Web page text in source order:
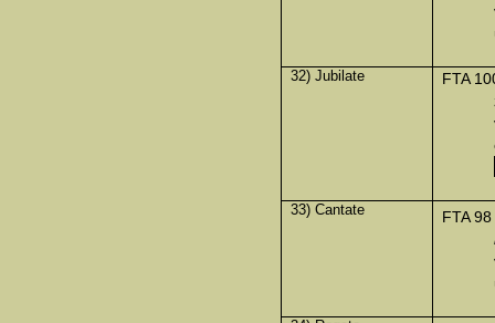
32) Jubilate
FTA
33) Cantate
FTA 98